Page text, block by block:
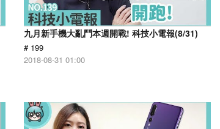
九月新手機大亂鬥本週開戰! 科技小電報(8/31)
# 199
2018-08-31 01:00